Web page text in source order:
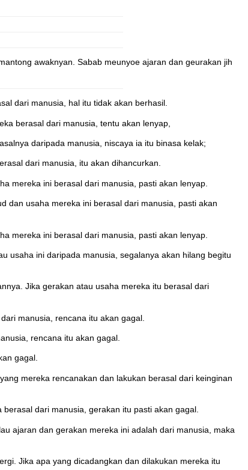
awaknyan. Sabab meunyoe ajaran dan geurakan jih
dari manusia, hal itu tidak akan berhasil.
berasal dari manusia, tentu akan lenyap,
daripada manusia, niscaya ia itu binasa kelak;
dari manusia, itu akan dihancurkan.
mereka ini berasal dari manusia, pasti akan lenyap.
dan usaha mereka ini berasal dari manusia, pasti akan
mereka ini berasal dari manusia, pasti akan lenyap.
usaha ini daripada manusia, segalanya akan hilang begitu
Jika gerakan atau usaha mereka itu berasal dari
manusia, rencana itu akan gagal.
rencana itu akan gagal.
gagal.
mereka rencanakan dan lakukan berasal dari keinginan
dari manusia, gerakan itu pasti akan gagal.
ajaran dan gerakan mereka ini adalah dari manusia, maka
Jika apa yang dicadangkan dan dilakukan mereka itu